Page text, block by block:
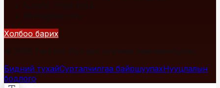
Холбоо барих
Бидний тухайСурталчилгаа байршуулахНууцлалын
бодлого